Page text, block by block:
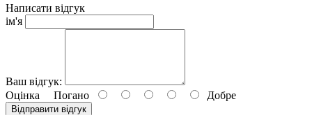
Написати відгук
ім'я
Ваш відгук:
Оцінка Погано Добре
Відправити відгук